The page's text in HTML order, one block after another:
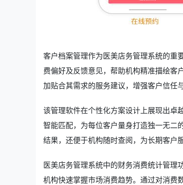
客户档案管理作为医美店务管理系统的重
费偏好及反馈意见，帮助机构精准描绘客
加贴合其需求的服务建议，增强客户信任
该管理软件在个性化方案设计上展现出卓
智能匹配，为每位客户量身打造独一无二
结果，还便于机构随时查阅，为长期客户
医美店务管理系统中的财务消费统计管理
机构快速掌握市场消费趋势。通过对消费